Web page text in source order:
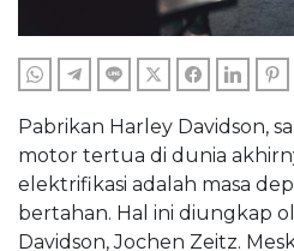
WHATSAPPTELEGRAM
LINE TWITTERFACEBOOK
Pabrikan Harley Davidson,
motor tertua di dunia
elektrifikasi adalah masa
bertahan. Hal ini diungkap
Davidson, Jochen Zeitz.